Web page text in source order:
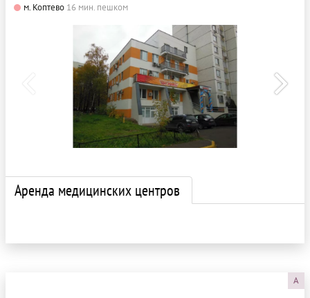
м. Коптево 16 мин. пешком
Аренда медицинских центров
A